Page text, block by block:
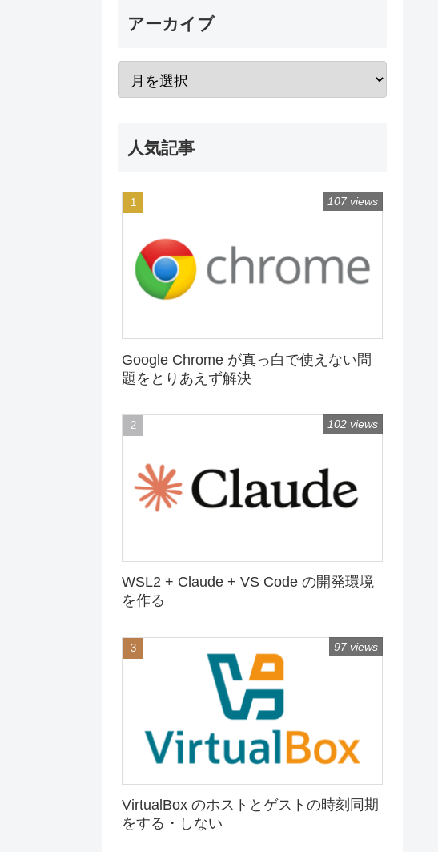
アーカイブ
人気記事
Google Chrome が真っ白で使えない問
題をとりあえず解決
107 views
WSL2 + Claude + VS Code の開発環境
を作る
102 views
VirtualBox のホストとゲストの時刻同期
をする・しない
97 views